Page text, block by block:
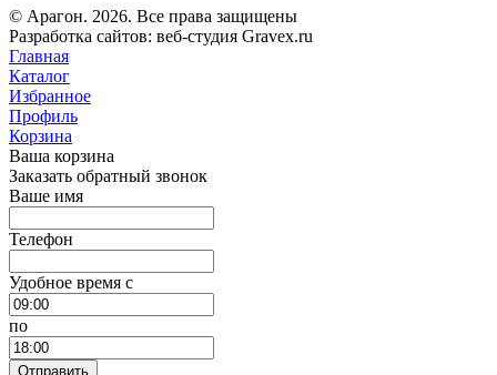
© Арагон. 2026. Все права защищены
Разработка сайтов: веб-студия Gravex.ru
Главная
Каталог
Избранное
Профиль
Корзина
Ваша корзина
Заказать обратный звонок
Ваше имя
Телефон
Удобное время c
по
Отправить